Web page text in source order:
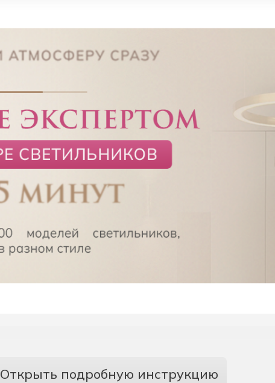
Открыть подробную инструкцию